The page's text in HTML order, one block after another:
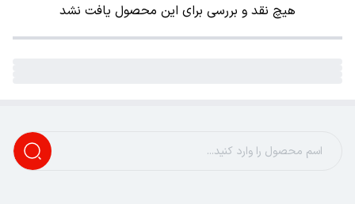
هیچ نقد و بررسی برای این محصول یافت نشد